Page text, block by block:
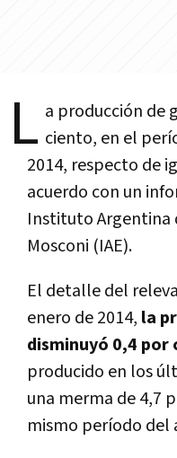
L a producción de
ciento, en el
2014, respecto de
acuerdo con un
Instituto Argentina
Mosconi (IAE).
El detalle del
enero de 2014, la
disminuyó 0,4 por
producido en los
una merma de 4,7
mismo período del